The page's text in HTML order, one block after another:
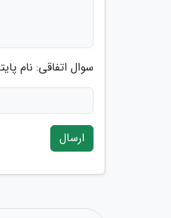
سوال اتفاقی: نام
ارسال